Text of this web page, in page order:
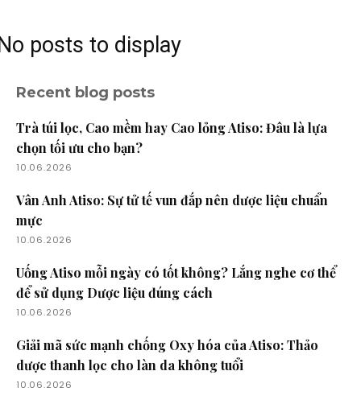
posts to display
Recent blog posts
Trà túi lọc, Cao mềm hay Cao lỏng Atiso: Đâu là lựa
chọn tối ưu cho bạn?
10.06.2026
Vân Anh Atiso: Sự tử tế vun đắp nên dược liệu chuẩn
mực
10.06.2026
Uống Atiso mỗi ngày có tốt không? Lắng nghe cơ thể
để sử dụng Dược liệu đúng cách
10.06.2026
Giải mã sức mạnh chống Oxy hóa của Atiso: Thảo
dược thanh lọc cho làn da không tuổi
10.06.2026